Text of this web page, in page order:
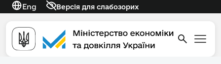
Eng Версія для слабозорих